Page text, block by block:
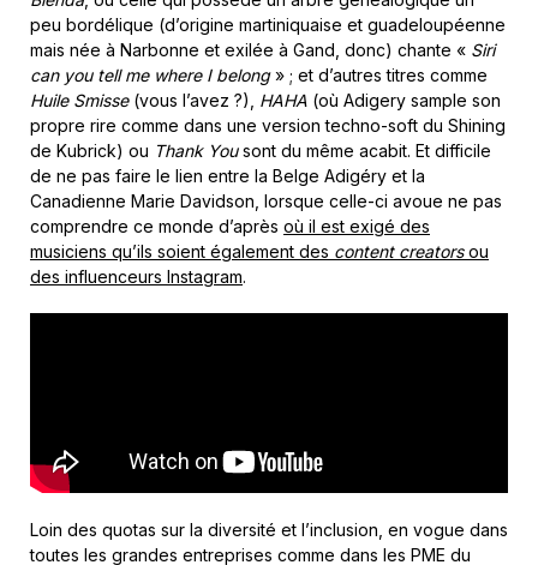
peu bordélique (d’origine martiniquaise et guadeloupéenne
mais née à Narbonne et exilée à Gand, donc) chante « Siri
can you tell me where I belong» ; et d’autres titres comme
Huile Smisse(vous l’avez ?), HAHA (où Adigery sample son
propre rire comme dans une version techno-soft du Shining
de Kubrick) ou Thank Yousont du même acabit. Et difficile
de ne pas faire le lien entre la Belge Adigéry et la
Canadienne Marie Davidson, lorsque celle-ci avoue ne pas
comprendre ce monde d’après où il est exigé des
musiciens qu’ils soient également des content creatorsou
des influenceurs Instagram.
Loin des quotas sur la diversité et l’inclusion, en vogue dans
toutes les grandes entreprises comme dans les PME du